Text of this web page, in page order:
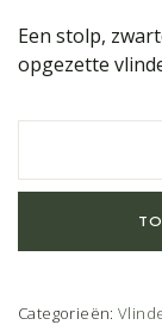
Een stolp,
opgezette
Categorieën: